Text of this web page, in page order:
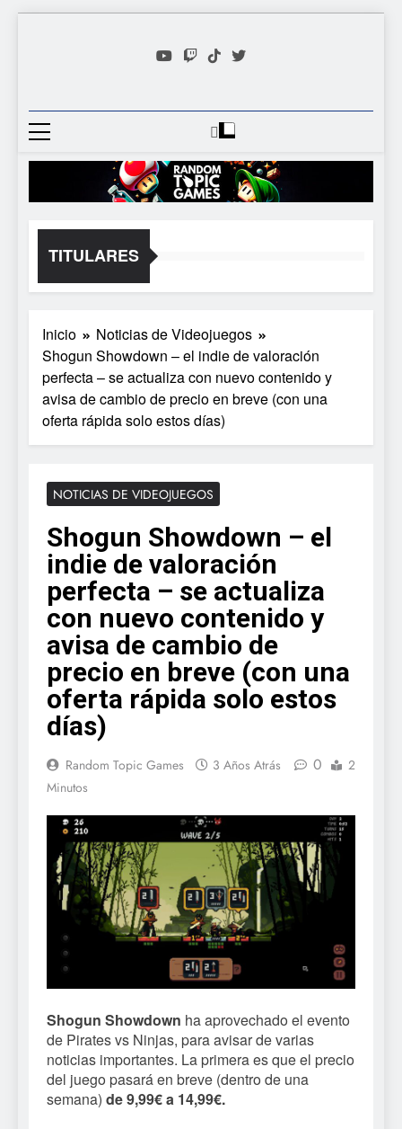
Random
Games
Videojuego Favorito
TITULARES
Inicio
Noticias de Videojuegos
Shogun Showdown – el indie de valoración
perfecta – se actualiza con nuevo contenido y
avisa de cambio de precio en breve (con una
oferta rápida solo estos días)
NOTICIAS DE VIDEOJUEGOS
Shogun Showdown – el
indie de valoración
perfecta – se actualiza
con nuevo contenido y
avisa de cambio de
precio en breve (con una
oferta rápida solo estos
días)
Random Topic Games 3 Años Atrás 0
2
Minutos
Shogun Showdown ha aprovechado el evento
de Pirates vs Ninjas, para avisar de varias
noticias importantes. La primera es que el precio
del juego pasará en breve (dentro de una
semana) de 9,99€ a 14,99€.